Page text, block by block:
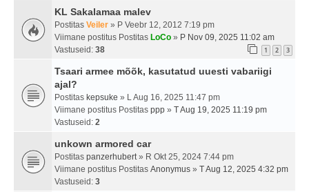
KL Sakalamaa malev
Postitas Veiler » P Veebr 12, 2012 7:19 pm
Viimane postitus Postitas LoCo » P Nov 09, 2025 11:02 am
Vastuseid: 38 1 2 3
Tsaari armee mõõk, kasutatud uuesti vabariigi
ajal?
Postitas kepsuke » L Aug 16, 2025 11:47 pm
Viimane postitus Postitas ppp » T Aug 19, 2025 11:19 pm
Vastuseid: 2
unkown armored car
Postitas panzerhubert» R Okt 25, 2024 7:44 pm
Viimane postitus Postitas Anonymus » T Aug 12, 2025 4:32 pm
Vastuseid: 3